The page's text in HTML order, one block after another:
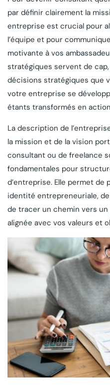
par définir clairement la
entreprise est crucial pour
l’équipe et pour
motivante à vos
stratégiques servent de
décisions stratégiques que
votre entreprise se
étants transformés en
La description de
la mission et de la vision
consultant ou de freelance
fondamentales pour
d’entreprise. Elle permet de
identité entrepreneuriale,
de tracer un chemin vers
alignée avec vos valeurs et